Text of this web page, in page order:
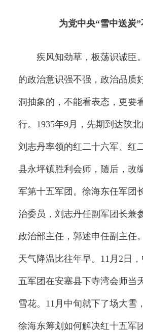
为党中央“雪中送炭
疾风知劲草，板荡识诚臣
的政治意识强不强，政治品质
洞抽象的，不能看表态，更要
行。1935年9月，先期到达陕
刘志丹率领的红二十六军、红
县永坪镇胜利会师，随后，改
军第十五军团。徐海东任军团
治委员，刘志丹任副军团长兼
政治部主任，郭述申任副主任
天气降温比往年早。11月2日
五军团在安塞县下寺湾会师当
雪花。11月中旬就下了场大雪
徐海东筹划如何解决红十五军